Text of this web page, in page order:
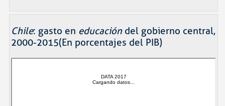
Chile: gasto en educacióndel gobierno central,
2000-2015(En porcentajes del PIB)